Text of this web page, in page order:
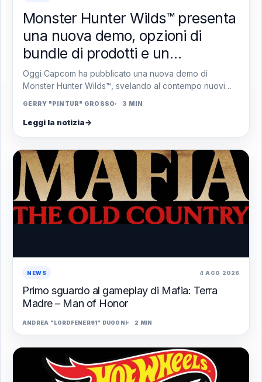
Monster Hunter Wilds™ presenta
una nuova demo, opzioni di
bundle di prodotti e un
campionato a livello globale
Oggi Capcom ha pubblicato una nuova demo di
Monster Hunter Wilds™, svelando al contempo nuovi
GERRY "PINTUR" GROSSO 3 MIN
Leggi la notizia→
NEWS 4 AGO 2026
Primo sguardo al gameplay di Mafia: Terra
Madre – Man of Honor
ANDREA "LORDFENER91" DUGONI 2 MIN